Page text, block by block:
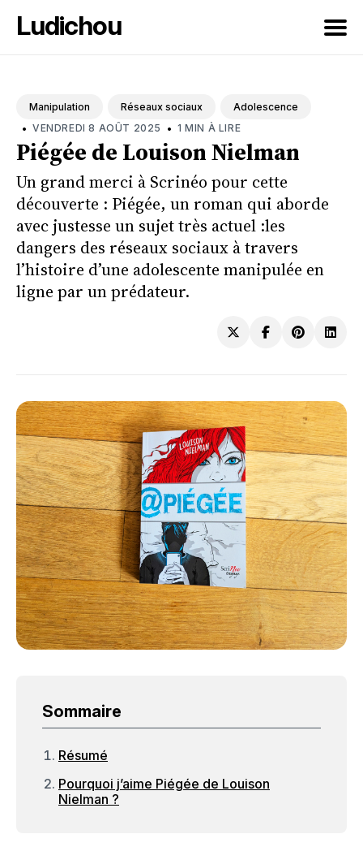
Ludichou
blog
Manipulation Réseaux sociaux Adolescence
• VENDREDI 8 AOÛT 2025 • 1 MIN À LIRE
Piégée de Louison Nielman
Un grand merci à Scrinéo pour cette
découverte : Piégée, un roman qui aborde
avec justesse un sujet très actuel :les
dangers des réseaux sociaux à travers
l’histoire d’une adolescente manipulée en
ligne par un prédateur.
Sommaire
Résumé
Pourquoi j’aime Piégée de Louison
Nielman ?